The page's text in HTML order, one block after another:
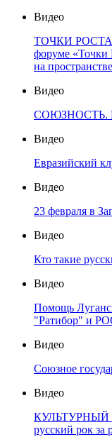
Видео
ТОЧКИ РОСТА
форуме «Точки
на
Видео
СОЮЗНОСТЬ. К
Видео
Евразийский
Видео
23 февраля в
Видео
Кто такие
Видео
Помощь
"Ратибор" и
Видео
Союзное
Видео
КУЛЬТУРНЫЙ
русский рок за